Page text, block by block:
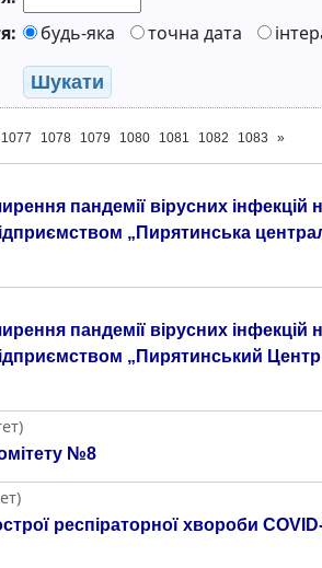
будь-яка точна дата
Шукати
1077 1078 1079 1080 1081 1082 1083 »
пандемії вірусних інфекцій
„Пирятинська
пандемії вірусних інфекцій
„Пирятинський
№8
респіраторної хвороби